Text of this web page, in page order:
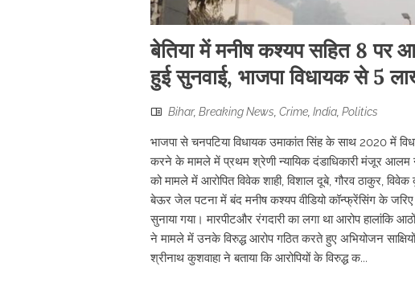
बेतिया में मनीष कश्यप सहित 8 पर
हुई सुनवाई, भाजपा विधायक से 5
Bihar, Breaking News Crime India Politics
भाजपा से चनपटिया विधायक उमाकांत सिंह के साथ 2020 में
करने के मामले में प्रथम श्रेणी न्यायिक दंडाधिकारी मंजूर
को मामले में आरोपित विवेक शाही, विशाल दूबे, गौरव ठाकुर,
बेऊर जेल पटना में बंद मनीष कश्यप वीडियो कॉन्फ्रेंसिंग के
सुनाया गया। मारपीटऔर रंगदारी का लगा था आरोप
ने मामले में उनके विरुद्ध आरोप गठित करते हुए अभियोजन
श्रीनाथ कुशवाहा ने बताया कि आरोपियों के विरुद्ध क...